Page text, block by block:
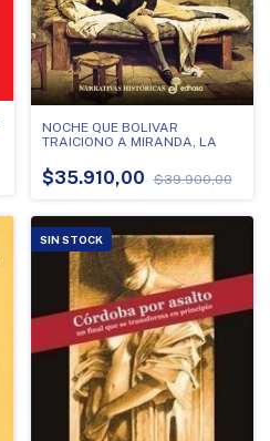
NOCHE QUE BOLIVAR
TRAICIONO A MIRANDA, LA
$35.910,00 $39.900,00
SIN STOCK